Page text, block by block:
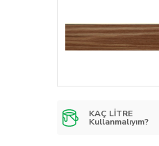
KAÇ LİTRE
Kullanmalıyım?